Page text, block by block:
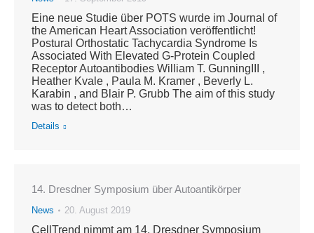
Eine neue Studie über POTS wurde im Journal of
the American Heart Association veröffentlicht!
Postural Orthostatic Tachycardia Syndrome Is
Associated With Elevated G‐Protein Coupled
Receptor Autoantibodies William T. GunningIII ,
Heather Kvale , Paula M. Kramer , Beverly L.
Karabin , and Blair P. Grubb The aim of this study
was to detect both…
Details
14. Dresdner Symposium über Autoantikörper
News 20. August 2019
CellTrend nimmt am 14. Dresdner Symposium